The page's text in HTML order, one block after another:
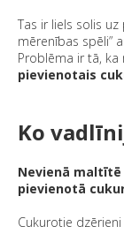
Tas ir liels solis
mērenības spēli”
Problēma ir tā, ka
pievienotais
Ko
Nevienā
pievienotā
Cukurotie